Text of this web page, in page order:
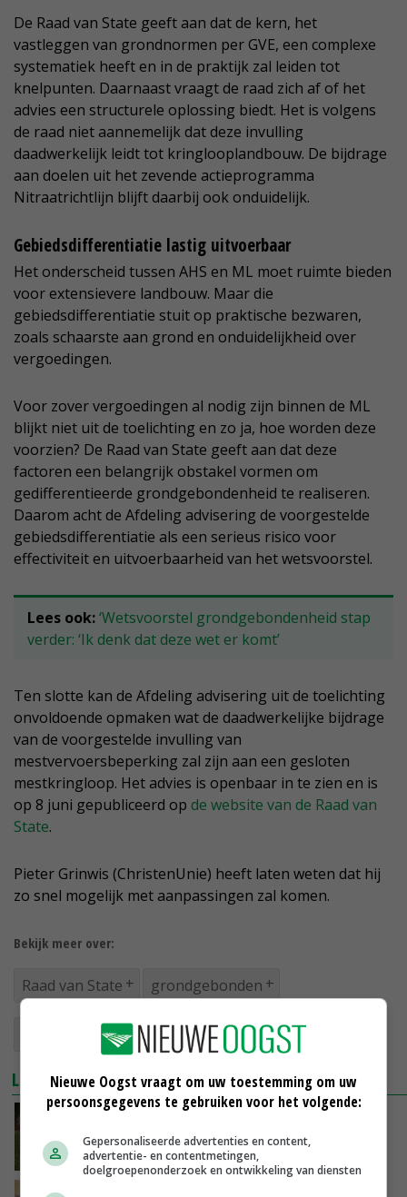
De Raad van State geeft aan dat de kern, het
vastleggen van grondnormen per GVE, een complexe
systematiek heeft en in de praktijk zal leiden tot
knelpunten. Daarnaast vraagt de raad zich af of het
advies een structurele oplossing biedt. Het is volgens
de raad niet aannemelijk dat deze invulling
daadwerkelijk leidt tot kringlooplandbouw. De bijdrage
aan doelen uit het zevende actieprogramma
Nitraatrichtlijn blijft daarbij ook onduidelijk.
Gebiedsdifferentiatie lastig uitvoerbaar
Het onderscheid tussen AHS en ML moet ruimte bieden
voor extensievere landbouw. Maar die
gebiedsdifferentiatie stuit op praktische bezwaren,
zoals schaarste aan grond en onduidelijkheid over
vergoedingen.
Voor zover vergoedingen al nodig zijn binnen de ML
blijkt niet uit de toelichting en zo ja, hoe worden deze
voorzien? De Raad van State geeft aan dat deze
factoren een belangrijk obstakel vormen om
gedifferentieerde grondgebondenheid te realiseren.
Daarom acht de Afdeling advisering de voorgestelde
gebiedsdifferentiatie als een serieus risico voor
effectiviteit en uitvoerbaarheid van het wetsvoorstel.
Lees ook:‘Wetsvoorstel grondgebondenheid stap
verder: ‘Ik denk dat deze wet er komt’
Ten slotte kan de Afdeling advisering uit de toelichting
onvoldoende opmaken wat de daadwerkelijke bijdrage
van de voorgestelde invulling van
mestvervoersbeperking zal zijn aan een gesloten
mestkringloop. Het advies is openbaar in te zien en is
op 8 juni gepubliceerd op de website van de Raad van
State.
Pieter Grinwis (ChristenUnie) heeft laten weten dat hij
zo snel mogelijk met aanpassingen zal komen.
Bekijk meer over:
Raad van State grondgebonden
melkveehouders mest
LEES OOK
boeren tegen natuurherstel Dinkelland
04-06-2026
Nieuwe Oogst vraagt om uw toestemming om uw
persoonsgegevens te gebruiken voor het volgende:
Gepersonaliseerde advertenties en content,
advertentie- en contentmetingen,
doelgroepenonderzoek en ontwikkeling van diensten